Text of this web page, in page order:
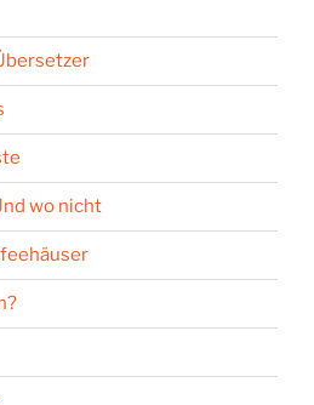
wo nicht